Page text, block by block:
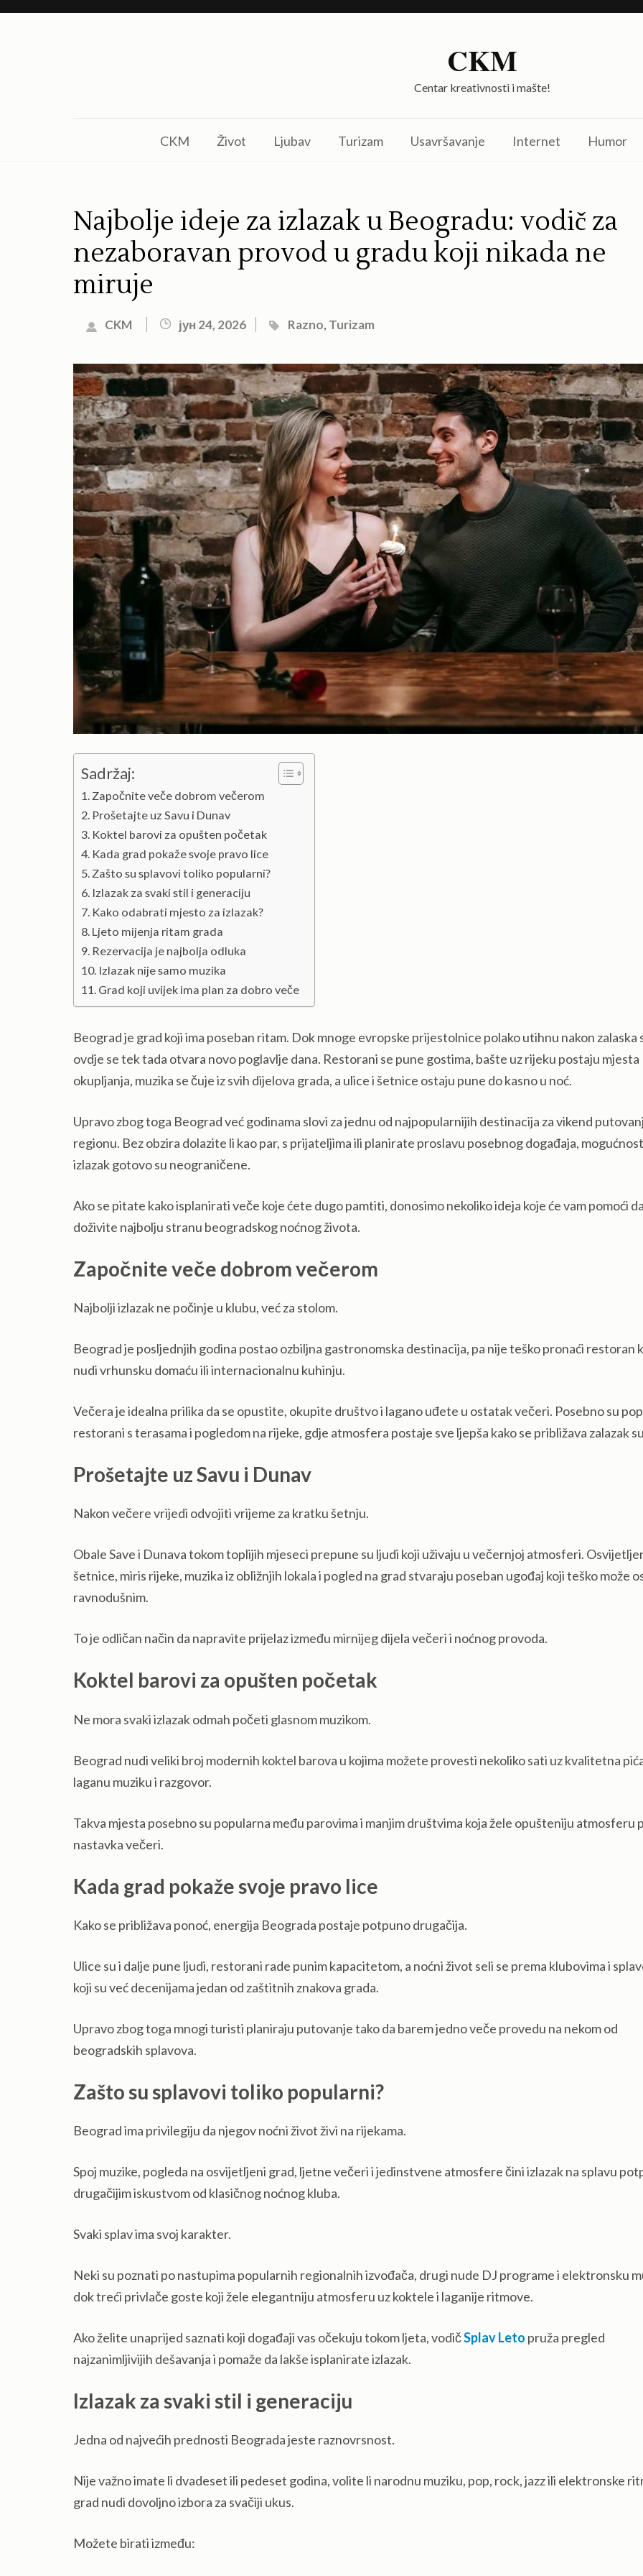
Skip
CKM
Centar kreativnosti i mašte!
CKM Život Ljubav Turizam Usavršavanje Internet Humor
Najbolje ideje za izlazak u Beogradu: vodič za
nezaboravan provod u gradu koji nikada ne
miruje
CKM јун 24, 2026 Razno, Turizam
Sadržaj:
Započnite veče dobrom večerom
Prošetajte uz Savu i Dunav
Koktel barovi za opušten početak
Kada grad pokaže svoje pravo lice
Zašto su splavovi toliko popularni?
Izlazak za svaki stil i generaciju
Kako odabrati mjesto za izlazak?
Ljeto mijenja ritam grada
Rezervacija je najbolja odluka
Izlazak nije samo muzika
Grad koji uvijek ima plan za dobro veče
Beograd je grad koji ima poseban ritam. Dok mnoge evropske prijestolnice polako utihnu nakon zalaska
ovdje se tek tada otvara novo poglavlje dana. Restorani se pune gostima, bašte uz rijeku postaju mjesta
okupljanja, muzika se čuje iz svih dijelova grada, a ulice i šetnice ostaju pune do kasno u noć.
Upravo zbog toga Beograd već godinama slovi za jednu od najpopularnijih destinacija za vikend
regionu. Bez obzira dolazite li kao par, s prijateljima ili planirate proslavu posebnog događaja,
izlazak gotovo su neograničene.
Ako se pitate kako isplanirati veče koje ćete dugo pamtiti, donosimo nekoliko ideja koje će vam pomoći da
doživite najbolju stranu beogradskog noćnog života.
Započnite veče dobrom večerom
Najbolji izlazak ne počinje u klubu, već za stolom.
Beograd je posljednjih godina postao ozbiljna gastronomska destinacija, pa nije teško pronaći restoran
nudi vrhunsku domaću ili internacionalnu kuhinju.
Večera je idealna prilika da se opustite, okupite društvo i lagano uđete u ostatak večeri. Posebno su
restorani s terasama i pogledom na rijeke, gdje atmosfera postaje sve ljepša kako se približava zalazak
Prošetajte uz Savu i Dunav
Nakon večere vrijedi odvojiti vrijeme za kratku šetnju.
Obale Save i Dunava tokom toplijih mjeseci prepune su ljudi koji uživaju u večernjoj atmosferi.
šetnice, miris rijeke, muzika iz obližnjih lokala i pogled na grad stvaraju poseban ugođaj koji teško može
ravnodušnim.
To je odličan način da napravite prijelaz između mirnijeg dijela večeri i noćnog provoda.
Koktel barovi za opušten početak
Ne mora svaki izlazak odmah početi glasnom muzikom.
Beograd nudi veliki broj modernih koktel barova u kojima možete provesti nekoliko sati uz kvalitetna
laganu muziku i razgovor.
Takva mjesta posebno su popularna među parovima i manjim društvima koja žele opušteniju atmosferu
nastavka večeri.
Kada grad pokaže svoje pravo lice
Kako se približava ponoć, energija Beograda postaje potpuno drugačija.
Ulice su i dalje pune ljudi, restorani rade punim kapacitetom, a noćni život seli se prema klubovima i
koji su već decenijama jedan od zaštitnih znakova grada.
Upravo zbog toga mnogi turisti planiraju putovanje tako da barem jedno veče provedu na nekom od
beogradskih splavova.
Zašto su splavovi toliko popularni?
Beograd ima privilegiju da njegov noćni život živi na rijekama.
Spoj muzike, pogleda na osvijetljeni grad, ljetne večeri i jedinstvene atmosfere čini izlazak na splavu
drugačijim iskustvom od klasičnog noćnog kluba.
Svaki splav ima svoj karakter.
Neki su poznati po nastupima popularnih regionalnih izvođača, drugi nude DJ programe i elektronsku
dok treći privlače goste koji žele elegantniju atmosferu uz koktele i laganije ritmove.
Ako želite unaprijed saznati koji događaji vas očekuju tokom ljeta, vodičSplav Leto pruža pregled
najzanimljivijih dešavanja i pomaže da lakše isplanirate izlazak.
Izlazak za svaki stil i generaciju
Jedna od najvećih prednosti Beograda jeste raznovrsnost.
Nije važno imate li dvadeset ili pedeset godina, volite li narodnu muziku, pop, rock, jazz ili elektronske
grad nudi dovoljno izbora za svačiji ukus.
Možete birati između: